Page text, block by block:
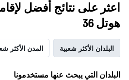
اعثر على نتائج أفضل
هوتل 36
البلدان الأكثر شعبية المدن الأكثر
البلدان التي يبحث عنها مستخدمونا